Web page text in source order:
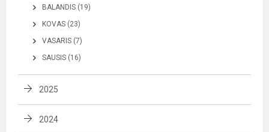
BALANDIS (19)
KOVAS (23)
VASARIS (7)
SAUSIS (16)
2025
2024